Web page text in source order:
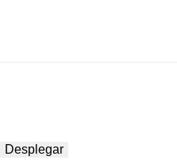
Desplegar